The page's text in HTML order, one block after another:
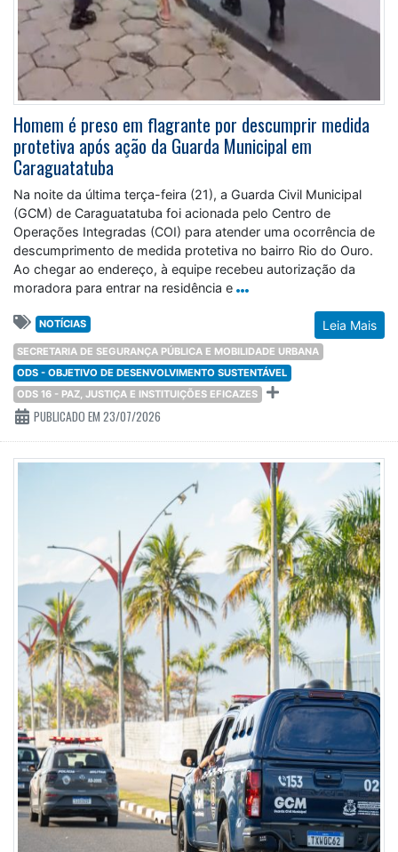
Homem é preso em flagrante por descumprir medida
protetiva após ação da Guarda Municipal em
Caraguatatuba
Na noite da última terça-feira (21), a Guarda Civil Municipal
(GCM) de Caraguatatuba foi acionada pelo Centro de
Operações Integradas (COI) para atender uma ocorrência de
descumprimento de medida protetiva no bairro Rio do Ouro.
Ao chegar ao endereço, à equipe recebeu autorização da
moradora para entrar na residência e
Leia Mais
NOTÍCIAS
SECRETARIA DE SEGURANÇA PÚBLICA E MOBILIDADE URBANA
ODS - OBJETIVO DE DESENVOLVIMENTO SUSTENTÁVEL
ODS 16 - PAZ, JUSTIÇA E INSTITUIÇÕES EFICAZES
PUBLICADO EM 23/07/2026